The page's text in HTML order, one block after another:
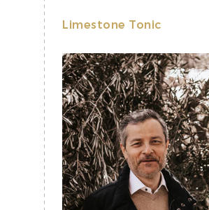
Limestone Tonic